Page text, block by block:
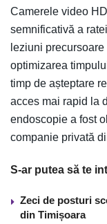
Camerele video
semnificativă a
leziuni
optimizarea
timp de așteptare
acces mai rapid la
endoscopie a fost
companie privată
S-ar putea să te
Zeci de posturi
din Timișoara